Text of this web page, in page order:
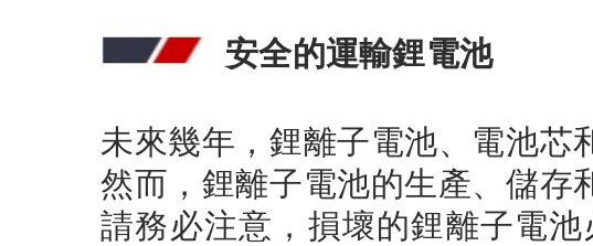
未來幾年，鋰離子電池、電池芯
然而，鋰離子電池的生產、儲存
請務必注意，損壞的鋰離子電
安全的運輸鋰電池